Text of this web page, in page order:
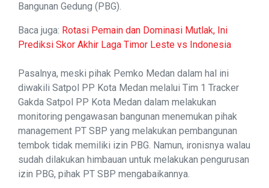
Bangunan Gedung (PBG).
Baca juga: Rotasi Pemain dan Dominasi Mutlak, Ini
Prediksi Skor Akhir Laga Timor Leste vs Indonesia
Pasalnya, meski pihak Pemko Medan dalam hal ini
diwakili Satpol PP Kota Medan melalui Tim 1 Tracker
Gakda Satpol PP Kota Medan dalam melakukan
monitoring pengawasan bangunan menemukan pihak
management PT SBP yang melakukan pembangunan
tembok tidak memiliki izin PBG. Namun, ironisnya walau
sudah dilakukan himbauan untuk melakukan pengurusan
izin PBG, pihak PT SBP mengabaikannya.